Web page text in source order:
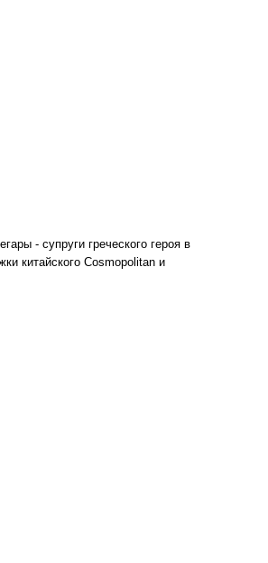
- супруги греческого героя в
китайского Cosmopolitan и